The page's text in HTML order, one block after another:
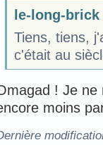
le-long-
Tiens, tiens,
c'était au
! Je ne
moins